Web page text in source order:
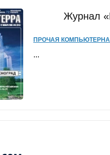
Журнал
ПРОЧАЯ
...